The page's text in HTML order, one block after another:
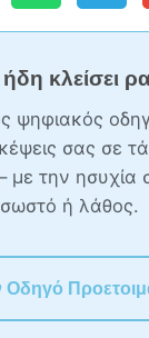
κλείσει
ψηφιακός
σας σε
με την ησυχία
σωστό ή λάθος.
Οδηγό